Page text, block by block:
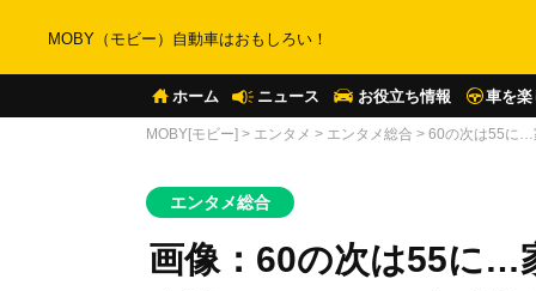
MOBY（モビー）自動車はおもしろい！
ホーム ニュース お役立ち情報 車を楽
MOBY[モビー] > エンタメ > エンタメ総合 > 60の次は55に…
エンタメ総合
画像：60の次は55に…